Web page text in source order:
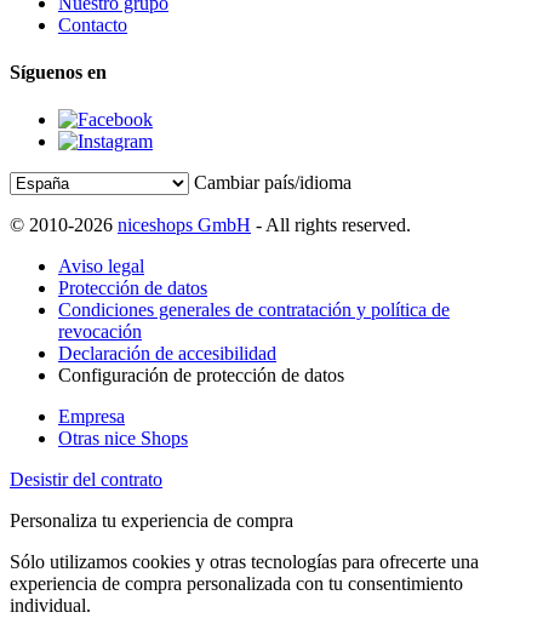
Contacto
Síguenos en
Cambiar país/idioma
© 2010-2026 niceshops GmbH - All rights reserved.
Aviso legal
Protección de datos
Condiciones generales de contratación y política de
revocación
Declaración de accesibilidad
Configuración de protección de datos
Empresa
Otras nice Shops
Desistir del contrato
Personaliza tu experiencia de compra
Sólo utilizamos cookies y otras tecnologías para ofrecerte una
experiencia de compra personalizada con tu consentimiento
individual.